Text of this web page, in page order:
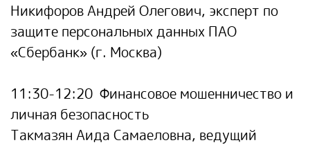
Никифоров Андрей Олегович, эксперт по
защите персональных данных ПАО
«Сбербанк» (г. Москва)
11:30-12:20 Финансовое мошенничество и
личная безопасность
Такмазян Аида Самаеловна, ведущий